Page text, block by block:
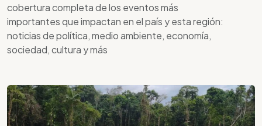
cobertura completa de los eventos más
importantes que impactan en el país y esta región:
noticias de política, medio ambiente, economía,
sociedad, cultura y más